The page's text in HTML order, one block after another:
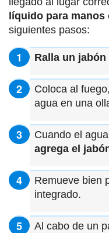
líquido para
siguientes pasos:
Ralla un
Coloca al
agua en una
Cuando el
agrega el
Remueve bien
integrado.
Al cabo de un